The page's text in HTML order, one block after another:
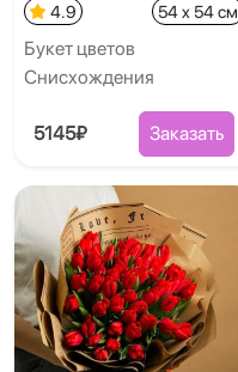
4.9 54 x 54 см
Букет цветов
Снисхождения
5145₽ Заказать